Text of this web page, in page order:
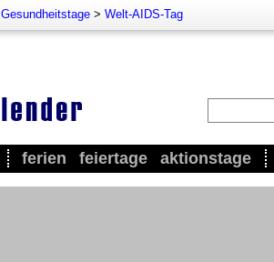
Gesundheitstage > Welt-AIDS-Tag
ferien feiertage aktionstage